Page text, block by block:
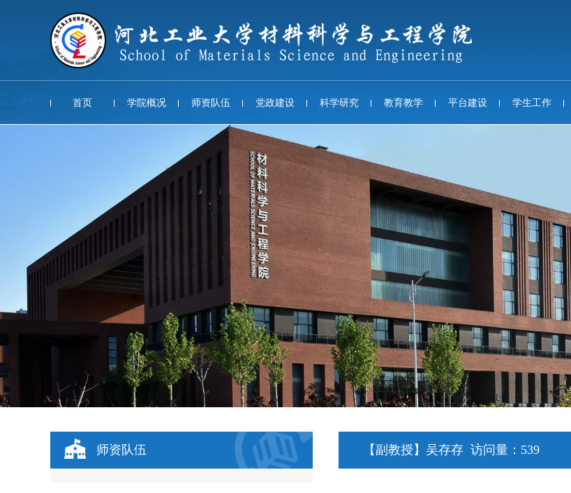
首页 学院概况 师资队伍 党政建设 科学研究 教育教学 平台建设 学生工作
师资队伍 【副教授】吴存存 访问量： 539